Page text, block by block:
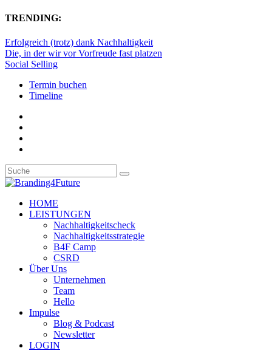
TRENDING:
Erfolgreich (trotz) dank Nachhaltigkeit
Die, in der wir vor Vorfreude fast platzen
Social Selling
Termin buchen
Timeline
HOME
LEISTUNGEN
Nachhaltigkeitscheck
Nachhaltigkeitsstrategie
B4F Camp
CSRD
Über Uns
Unternehmen
Team
Hello
Impulse
Blog & Podcast
Newsletter
LOGIN